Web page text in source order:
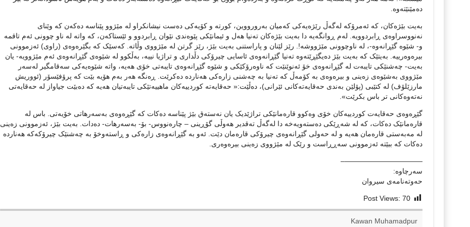
دەمێنێتەوە.
بەیت بێژەکان، کە ئەمرۆکە لەگەڵ رێژەیەکی کەمیان بەرورووین، کورتە و کۆیەکی دەست نیشانکراو لە مێژوو پێناسە دەکەن کە وێنای
نەنووسراوەی ڕابردوویە. لەم ڕوانگەیە دا بەیت بێژەکان تەنیا هەل و ئیمانێکی پێوەندی نێوان ڕابردوو و ئێستاکەن، کە واتە لە ناو چوونی ئەم تاقمە
و- شێوە گێڕانەوە-، لە ناوچوونی مێژووشە!. رێز لێنان و پاراستنی بەیت بێژ، رێز گرتن لە مێژووی وڵاتە. کەسێک کە بگێرەوەی (راوی) ئەزموونی
بیرەوەرییە. بەیتێک کە بەیت بێژ دەیگێڕێتەوە تەنیا گێڕانەوەی ئاسایی چیرۆکی دڵداری و تراژیا نییە، بەڵکوو لە شێوەی گێڕانەوەی ئەم مێژوویە- یان
بەیت- چەشنێکی تایبەت لە گێڕانەوەی خۆ ئەنوێنێت کە ناوەرۆکێکی و شێوە گێڕانەوەی تایبەتی خۆی هەیە، واتە شێوەیەکی سەقامگیر لەسەر
مێژووی بەشێوەی زەینی و بیرەوەی بە کۆمەڵ کە تەنیا بە چەشنی زارەکی هەناردە دەکرێت. ڕەنگە هەر بەم هۆیە بێت کە پرۆفێسۆر (ئووریش
مارزێلۆف) لە کتێبی (پۆلێن بەندی حەقایەتەکانی ئێرانی)، دەڵێت:« حەقایەتە کوردییەکان ماهییەتێکی تایبەتیان هەیە کە دەبێت جیاواز لە حەقایەتی
نەتەوەکانی تر باس بکرێت».
گێڕەوەی حەقایەت کوردییەکان خۆی وەکوو قارەمانێکی تراژێدیک یان نەستەق بێژ پێناسە دەکات کە گێڕەوەی بەسەرهاتی خۆیەتی. باس لە
قارەمانێک دەکات، کە لە شەڕێکی دەستەویەخە دا لەگەڵ تەقدیر هەوڵی گۆڕینی – چارەنووس- بۆ- بەسەرهات- دەدات. بەیت بێژ، ئەزموونی زەینی
لە مەبەستی قارەمان هەیە و لە حەولی گێڕانەوەی چیرۆکی قارەمان دێت. ئەو بە گێڕانەوەی زارەکی و ڕاستەوخۆ بە چەشنێک چیرۆکەکە هەناردە
دەکات کە ببێتە ئەزموونی سەڕڕاست و رێک لە مێژووی زەینی بیرەوەری.
———————————–
سەرچاوە:
حەوتەنامەی سیروان
Post Views: 70
Kawan Muhamadpur